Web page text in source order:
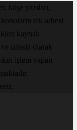
köşe yazıları,
tek adresi
kaynak
ve izinsiz olarak
işlem yapan